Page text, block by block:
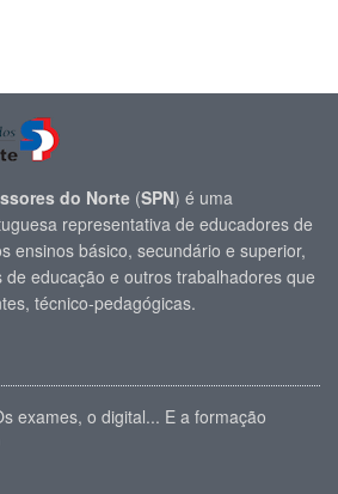
do Norte (SPN) é uma
representativa de educadores de
ensinos básico, secundário e superior,
de educação e outros trabalhadores que
técnico-pedagógicas.
exames, o digital... E a formação